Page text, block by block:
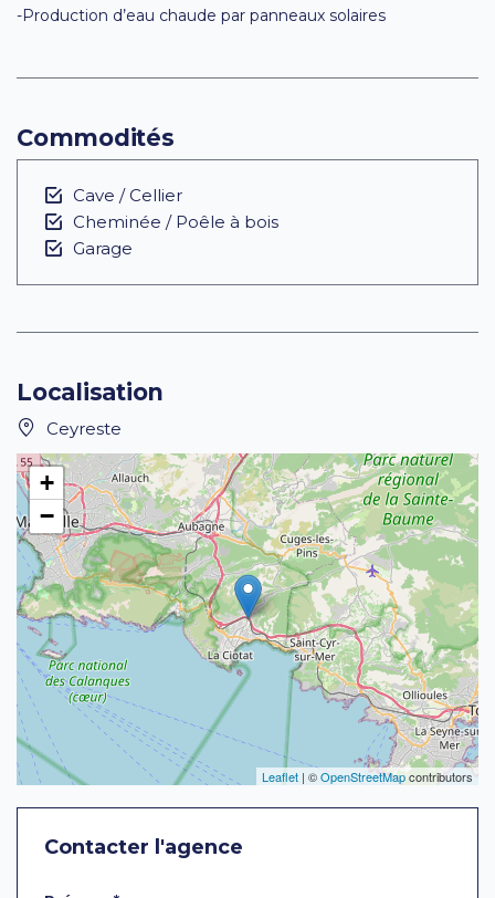
-Production d’eau chaude par panneaux solaires
Commodités
Cave / Cellier
Cheminée / Poêle à bois
Garage
Localisation
Ceyreste
+
−
Leaflet | ©OpenStreetMapcontributors
Contacter l'agence